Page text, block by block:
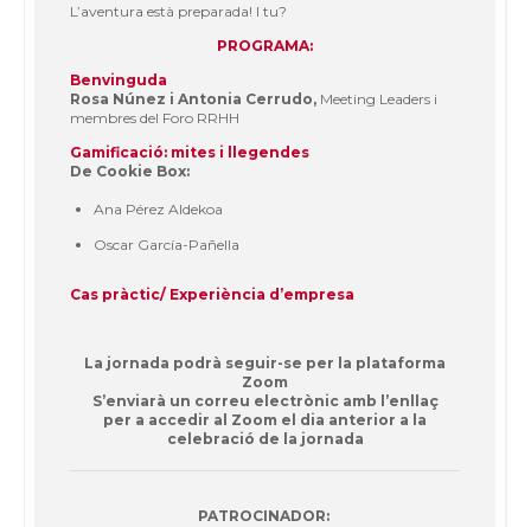
L’aventura està preparada! I tu?
PROGRAMA:
Benvinguda
Rosa Núnez i Antonia Cerrudo, Meeting Leaders i
membres del Foro RRHH
Gamificació: mites i llegendes
De Cookie Box:
Ana Pérez Aldekoa
Oscar García-Pañella
Cas pràctic/ Experiència d’empresa
La jornada podrà seguir-se per la plataforma
Zoom
S’enviarà un correu electrònic amb l’enllaç
per a accedir al Zoom el dia anterior a la
celebració de la jornada
PATROCINADOR: